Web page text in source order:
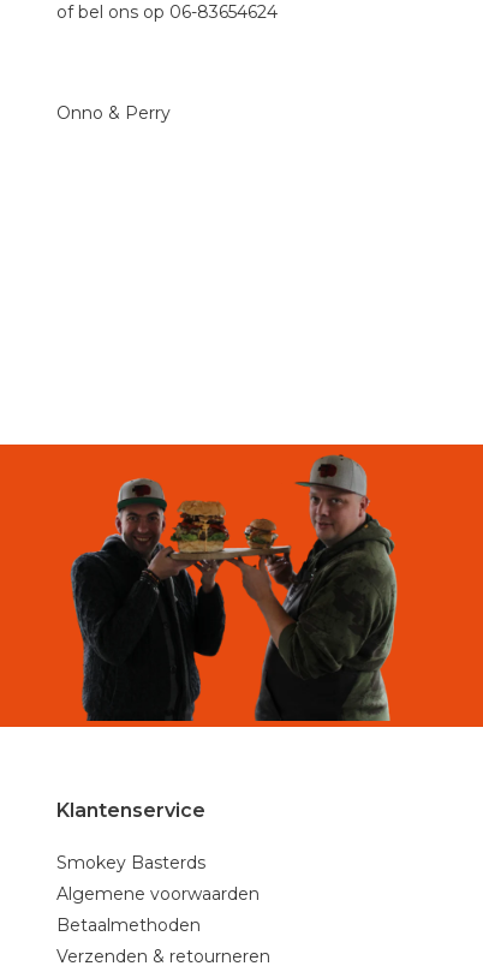
of bel ons op 06-83654624
Onno & Perry
Klantenservice
Smokey Basterds
Algemene voorwaarden
Betaalmethoden
Verzenden & retourneren